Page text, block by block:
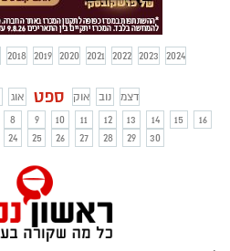
2018 2019 2020 2021 2022 2023
2024
אוג ספט אוק נוב
דצמ
8 9 10 11 12 13 14 15
16
24 25 26 27 28 29 30